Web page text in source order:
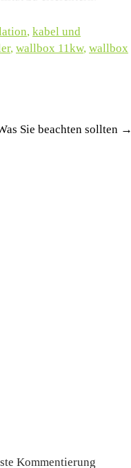
, kabel und
, wallbox 11kw, wallbox
Sie beachten sollten →
Kommentierung